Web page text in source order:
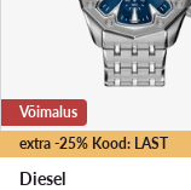
extra -25% Kood: LAST
Võimalus
Diesel